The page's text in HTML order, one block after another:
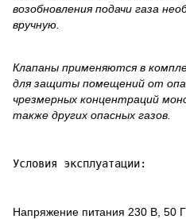
возобновления подачи газа
вручную.
Клапаны применяются в
для защиты помещений от
чрезмерных концентраций
также других опасных газов.
Условия эксплуатации:
Напряжение питания 230 В, 50